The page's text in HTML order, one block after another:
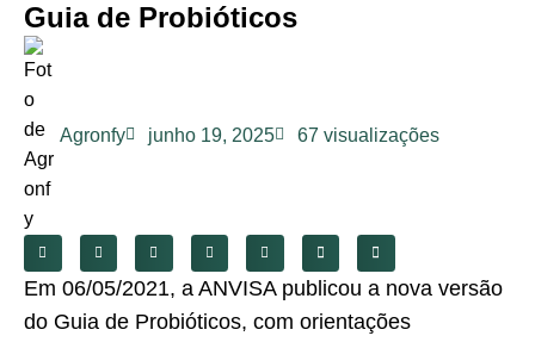
Guia de Probióticos
Agronfy junho 19, 2025 67 visualizações
Em 06/05/2021, a ANVISA publicou a nova versão
do Guia de Probióticos, com orientações